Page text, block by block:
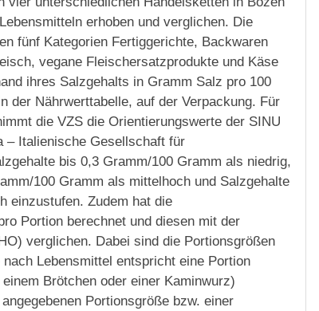
erhoben und verglichen. Die
fünf Kategorien Fertiggerichte, Backwaren
vegane Fleischersatzprodukte und Käse
ihres Salzgehalts in Gramm Salz pro 100
der Nährwerttabelle, auf der Verpackung. Für
die VZS die Orientierungswerte der SINU
– Italienische Gesellschaft für
bis 0,3 Gramm/100 Gramm als niedrig,
100 Gramm als mittelhoch und Salzgehalte
einzustufen. Zudem hat die
Portion berechnet und diesen mit der
verglichen. Dabei sind die Portionsgrößen
Lebensmittel entspricht eine Portion
Brötchen oder einer Kaminwurz)
Portionsgröße bzw. einer